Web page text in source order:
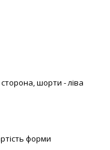
шорти - ліва
форми